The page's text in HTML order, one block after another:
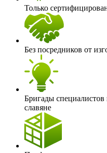
Только
Без посредников от
Бригады специалистов
славяне